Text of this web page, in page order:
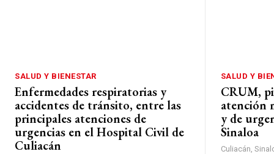
SALUD Y BIENESTAR
Enfermedades respiratorias y
accidentes de tránsito, entre las
principales atenciones de
urgencias en el Hospital Civil de
Culiacán
SALUD Y
CRUM,
atención
y de
Sinaloa
Culiacán,